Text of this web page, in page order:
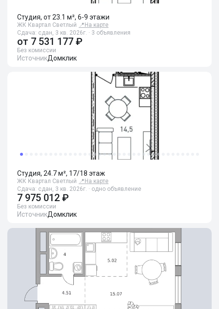
Студия, от 23.1 м², 6-9 этажи
ЖК Квартал Светлый 📍 На карте
Сдача: сдан, 3 кв. 2026г. · 3 объявления
от 7 531 177 ₽
Без комиссии
ИсточникДомклик
Студия, 24.7 м², 17/18 этаж
ЖК Квартал Светлый 📍 На карте
Сдача: сдан, 3 кв. 2026г. · одно объявление
7 975 012 ₽
Без комиссии
ИсточникДомклик